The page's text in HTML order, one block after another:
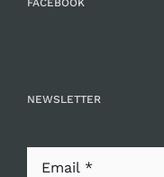
FACEBOOK
NEWSLETTER